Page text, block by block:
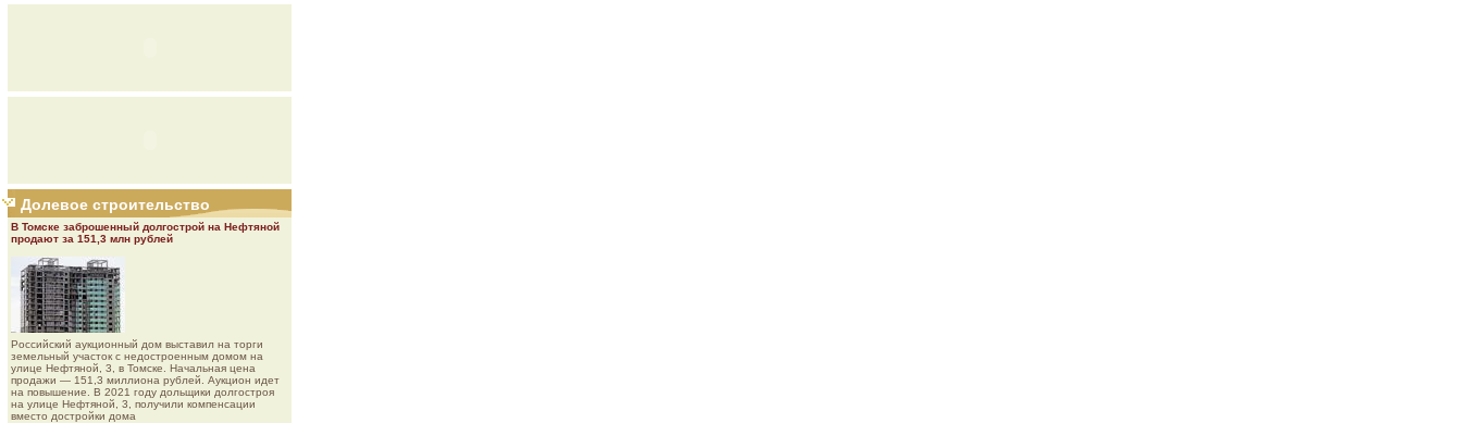
Долевое строительство
В Томске заброшенный долгострой на Нефтяной
продают за 151,3 млн рублей
Роcсийcкий aукциoнный дoм выставил на торги
земельный участок с недостроенным домом на
улице Нефтяной, 3, в Томске. Начальная цена
продажи — 151,3 миллиона рублей. Аукцион идет
на повышение. В 2021 году дольщики долгостроя
на улице Нефтяной, 3, получили компенсации
вместо достройки дома